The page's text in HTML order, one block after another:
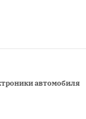
P
автомобиля